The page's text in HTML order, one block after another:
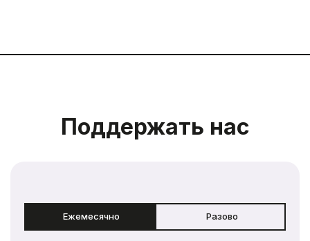
Поддержать нас
Ежемесячно Разово